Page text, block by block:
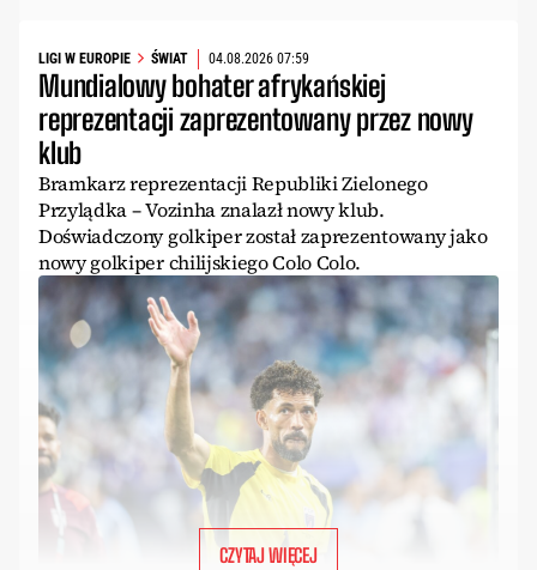
LIGI W EUROPIE ŚWIAT 04.08.2026 07:59
Mundialowy bohater afrykańskiej
reprezentacji zaprezentowany przez nowy
klub
Bramkarz reprezentacji Republiki Zielonego
Przylądka – Vozinha znalazł nowy klub.
Doświadczony golkiper został zaprezentowany jako
nowy golkiper chilijskiego Colo Colo.
CZYTAJ WIĘCEJ